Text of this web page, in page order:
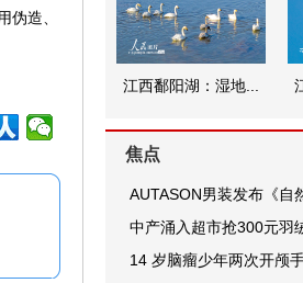
伪造、
江西鄱阳湖：湿地...
焦点
AUTASON男装发布《自
中产涌入超市抢300元羽
14 岁脑瘤少年两次开颅